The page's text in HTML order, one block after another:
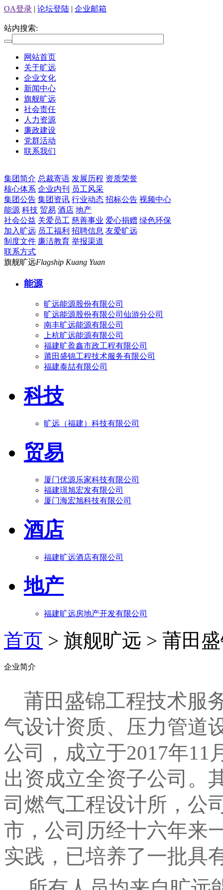
OA登录 | 论坛登陆 | 企业邮箱
站内搜索:
网站首页
关于旷远
企业文化
新闻中心
旗舰旷远
社会责任
人力资源
廉政建设
党群活动
联系我们
集团简介 总裁寄语 发展历程 资质荣誉
核心体系 企业内刊
员工风采
集团公告 集团资讯 行业动态 招标公告 视频中心
能源 科技 贸易 酒店 地产
社会公益 关爱员工 慈善事业 爱心捐赠 绿色环保
加入旷远 员工福利 招聘信息 友爱旷远
制度文件 廉洁教育 举报渠道
联系方式
旗舰旷远Flagship Kuang Yuan
能源
旷远能源股份有限公司
旷远能源股份有限公司仙游分公司
南丰旷远能源有限公司
上杭旷远能源有限公司
福建旷盈鑫市政工程有限公司
莆田盛锦工程技术服务有限公司
福建泰喆有限公司
科技
旷远（福建）科技有限公司
贸易
厦门优源乐家科技有限公司
福建璟旭宏发有限公司
厦门海宏旭科技有限公司
酒店
福建旷远酒店有限公司
地产
福建旷远房地产开发有限公司
首页 > 旗舰旷远 > 莆田
企业简介
莆田盛锦工程技术服
气设计资质、压力管道
公司，成立于2017年11
出资成立全资子公司。
司燃气工程设计所，公
市，公司历经十六年来
实践，已培养了一批具